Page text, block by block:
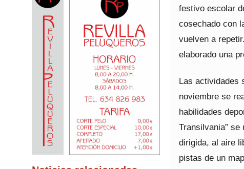
festivo escolar
cosechado con
vuelven a
elaborado una
Las actividades
noviembre se
habilidades
Transilvania”
dirigida, al aire
pistas de un